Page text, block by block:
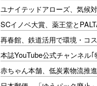
ユナイテッドアローズ、気候
SCイノベ大賞、薬王堂と
再春館、鉄道活用で環境・コ
本誌YouTube公式チャンネル｢
赤ちゃん本舗、低炭素物流推